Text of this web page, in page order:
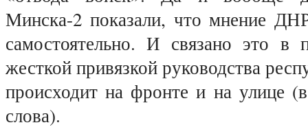
Минска-2 показали, что мнение
самостоятельно. И связано это в
жесткой привязкой руководства
происходит на фронте и на улице
слова).